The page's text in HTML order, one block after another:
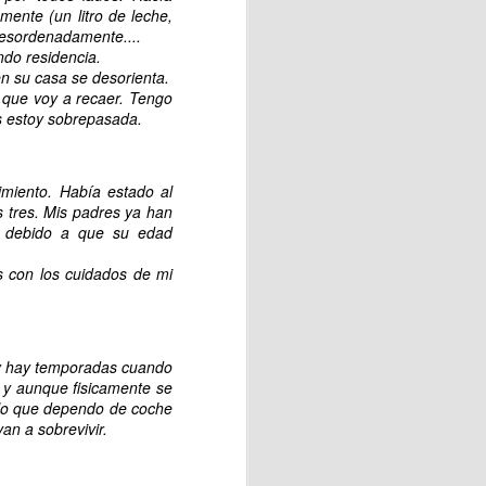
(un litro de leche,
residencia.
su casa se desorienta.
voy a recaer. Tengo
sobrepasada.
Había estado al
tres. Mis padres ya han
debido a que su edad
con los cuidados de mi
temporadas cuando
aunque fisicamente se
que dependo de coche
a sobrevivir.
cada persona pudo vivir
de la orilla. Otros se
derrotar a Argentina por
piscolabis y disfrutar